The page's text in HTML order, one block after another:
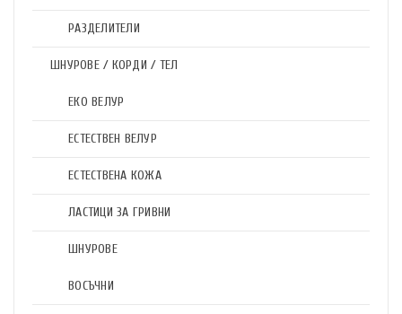
РАЗДЕЛИТЕЛИ
ШНУРОВЕ / КОРДИ / ТЕЛ
ЕКО ВЕЛУР
ЕСТЕСТВЕН ВЕЛУР
ЕСТЕСТВЕНА КОЖА
ЛАСТИЦИ ЗА ГРИВНИ
ШНУРОВЕ
ВОСЪЧНИ